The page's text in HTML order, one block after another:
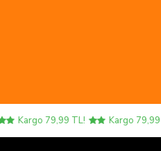
Kargo 79,99 TL! Kargo 79,99 TL!